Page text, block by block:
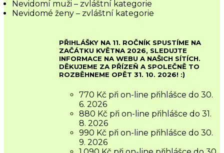
Nevidomí muži – zvláštní kategorie
Nevidomé ženy – zvláštní kategorie
PŘIHLÁŠKY NA 11. ROČNÍK SPUSTÍME NA
ZAČÁTKU KVĚTNA 2026, SLEDUJTE
INFORMACE NA WEBU A NAŠICH SÍTÍCH.
DĚKUJEME ZA PŘÍZEŇ A SPOLEČNĚ TO
ROZBĚHNEME OPĚT 31. 10. 2026! :)
770 Kč při on-line přihlášce do 30.
6. 2026
880 Kč při on-line přihlášce do 31.
8. 2026
990 Kč při on-line přihlášce do 30.
9. 2026